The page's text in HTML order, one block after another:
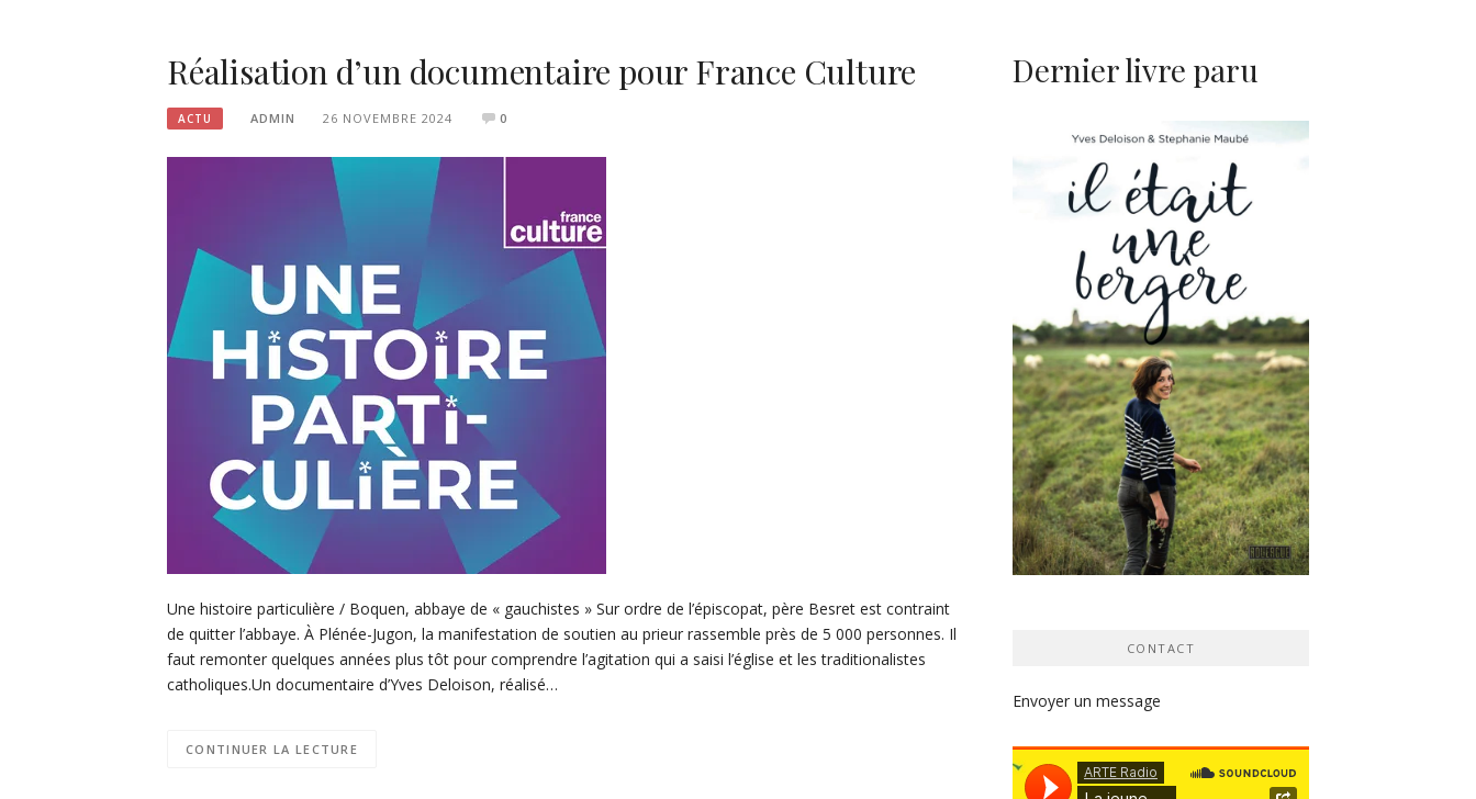
Réalisation d’un documentaire pour France Culture
ACTU ADMIN 26 NOVEMBRE 2024 0
Une histoire particulière / Boquen, abbaye de « gauchistes » Sur ordre de l’épiscopat, père Besret est contraint
de quitter l’abbaye. À Plénée-Jugon, la manifestation de soutien au prieur rassemble près de 5 000 personnes. Il
faut remonter quelques années plus tôt pour comprendre l’agitation qui a saisi l’église et les traditionalistes
catholiques.Un documentaire d’Yves Deloison, réalisé…
CONTINUER LA LECTURE
Dernier livre paru
CONTACT
Envoyer un message